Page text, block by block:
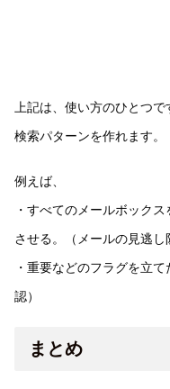
上記は、使い方のひとつ
検索パターンを作れます。
例えば、
・すべてのメールボック
させる。（メールの見逃し
・重要などのフラグを立
認）
まとめ